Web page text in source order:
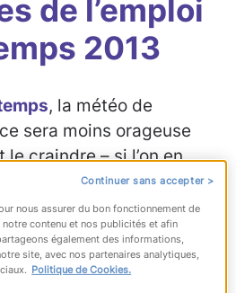
de l’emploi
2013
, la météo de
sera moins orageuse
le craindre – si l’on en
des employeurs – mais
à sauter au plafond. La
prévaut au niveau
ambiante« continue
des employeurs,
Continuer sans accepter >
nous assurer du bon fonctionnement de
contenu et nos publicités et afin
également des informations,
site, avec nos partenaires analytiques,
Politique de Cookies.